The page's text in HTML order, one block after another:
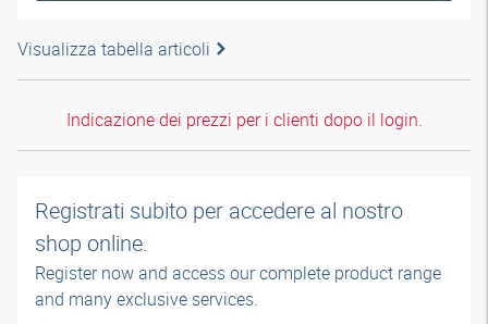
Visualizza tabella articoli
Indicazione dei prezzi per i clienti dopo il login.
Registrati subito per accedere al nostro
shop online.
Register now and access our complete product range
and many exclusive services.